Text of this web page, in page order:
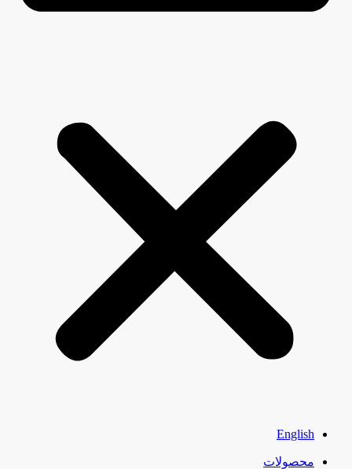
English
محصولات